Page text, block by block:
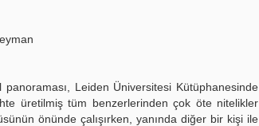
panoraması, Leiden Üniversitesi Kütüphanesinde
üretilmiş tüm benzerlerinden çok öte nitelikler
önünde çalışırken, yanında diğer bir kişi ile